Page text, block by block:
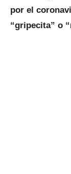
por el
“gripecita” o